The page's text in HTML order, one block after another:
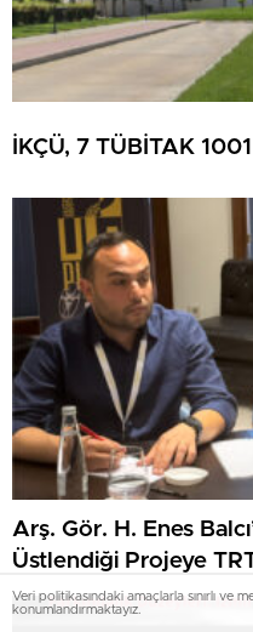
İKÇÜ, 7 TÜBİTAK
Arş. Gör. H. Enes
Üstlendiği Projeye
Veri politikasındaki amaçlarla sınırlı ve
konumlandırmaktayız.